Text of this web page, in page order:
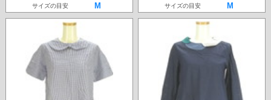
サイズの目安 M サイズの目安 M